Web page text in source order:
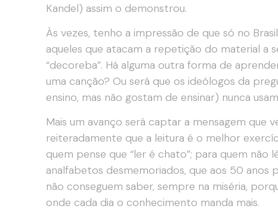
Kandel) assim o demonstrou.
Às vezes, tenho a impressão de que só no
aqueles que atacam a repetição do material a
“decoreba”. Há alguma outra forma de
uma canção? Ou será que os ideólogos da
ensino, mas não gostam de ensinar) nunca
Mais um avanço será captar a mensagem que
reiteradamente que a leitura é o melhor
quem pense que “ler é chato”; para quem não
analfabetos desmemoriados, que aos 50
não conseguem saber, sempre na miséria,
onde cada dia o conhecimento manda mais.